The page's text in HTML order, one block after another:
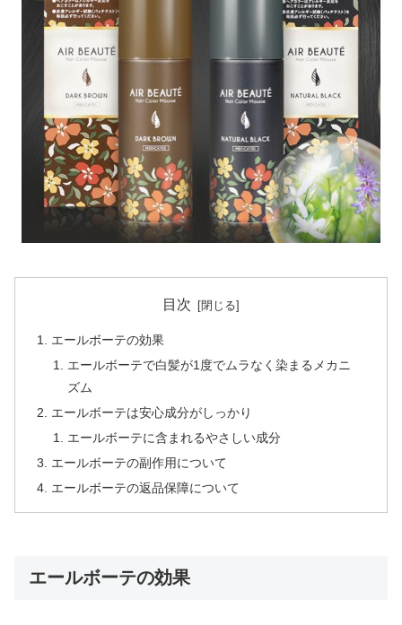
目次
エールボーテの効果
エールボーテで白髪が1度でムラなく染まるメカニ
ズム
エールボーテは安心成分がしっかり
エールボーテに含まれるやさしい成分
エールボーテの副作用について
エールボーテの返品保障について
エールボーテの効果